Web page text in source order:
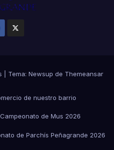
Tema: Newsup de Themeansar
de nuestro barrio
de Mus 2026
de Parchís Peñagrande 2026